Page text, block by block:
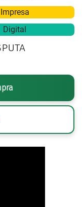
Impresa
Digital